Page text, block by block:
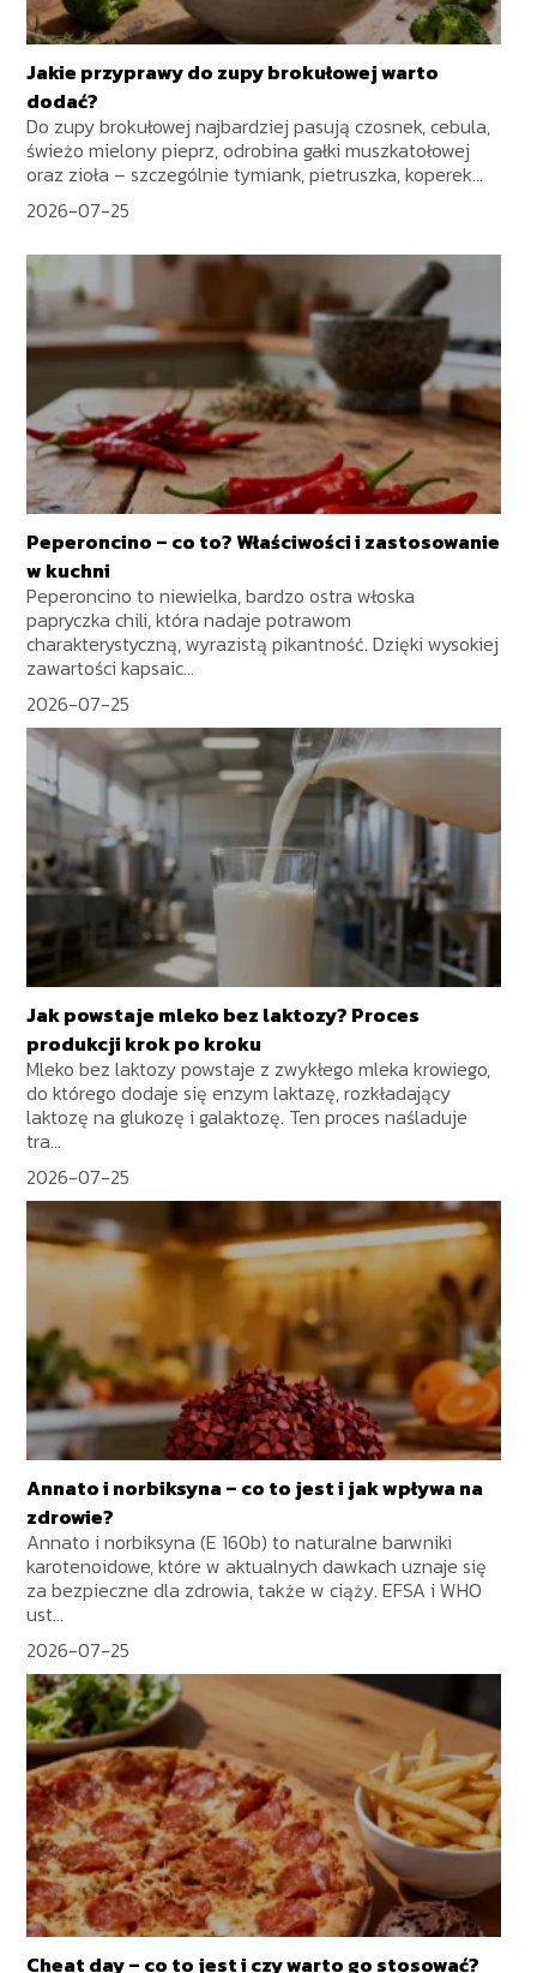
Jakie przyprawy do zupy brokułowej warto
dodać?
Do zupy brokułowej najbardziej pasują czosnek, cebula,
świeżo mielony pieprz, odrobina gałki muszkatołowej
oraz zioła – szczególnie tymiank, pietruszka, koperek...
2026-07-25
Peperoncino – co to? Właściwości i zastosowanie
w kuchni
Peperoncino to niewielka, bardzo ostra włoska
papryczka chili, która nadaje potrawom
charakterystyczną, wyrazistą pikantność. Dzięki wysokiej
zawartości kapsaic...
2026-07-25
Jak powstaje mleko bez laktozy? Proces
produkcji krok po kroku
Mleko bez laktozy powstaje z zwykłego mleka krowiego,
do którego dodaje się enzym laktazę, rozkładający
laktozę na glukozę i galaktozę. Ten proces naśladuje
tra...
2026-07-25
Annato i norbiksyna – co to jest i jak wpływa na
zdrowie?
Annato i norbiksyna (E 160b) to naturalne barwniki
karotenoidowe, które w aktualnych dawkach uznaje się
za bezpieczne dla zdrowia, także w ciąży. EFSA i WHO
ust...
2026-07-25
Cheat day – co to jest i czy warto go stosować?